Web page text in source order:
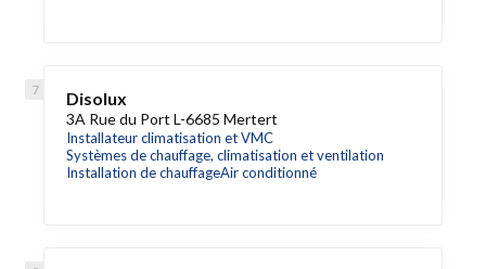
Disolux
3A Rue du Port L-6685 Mertert
Installateur climatisation et VMC
Systèmes de chauffage, climatisation et ventilation
Installation de chauffageAir conditionné